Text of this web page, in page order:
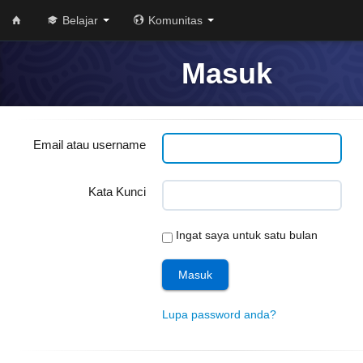
Belajar Komunitas
Masuk
Email atau username
Kata Kunci
Ingat saya untuk satu bulan
Lupa password anda?